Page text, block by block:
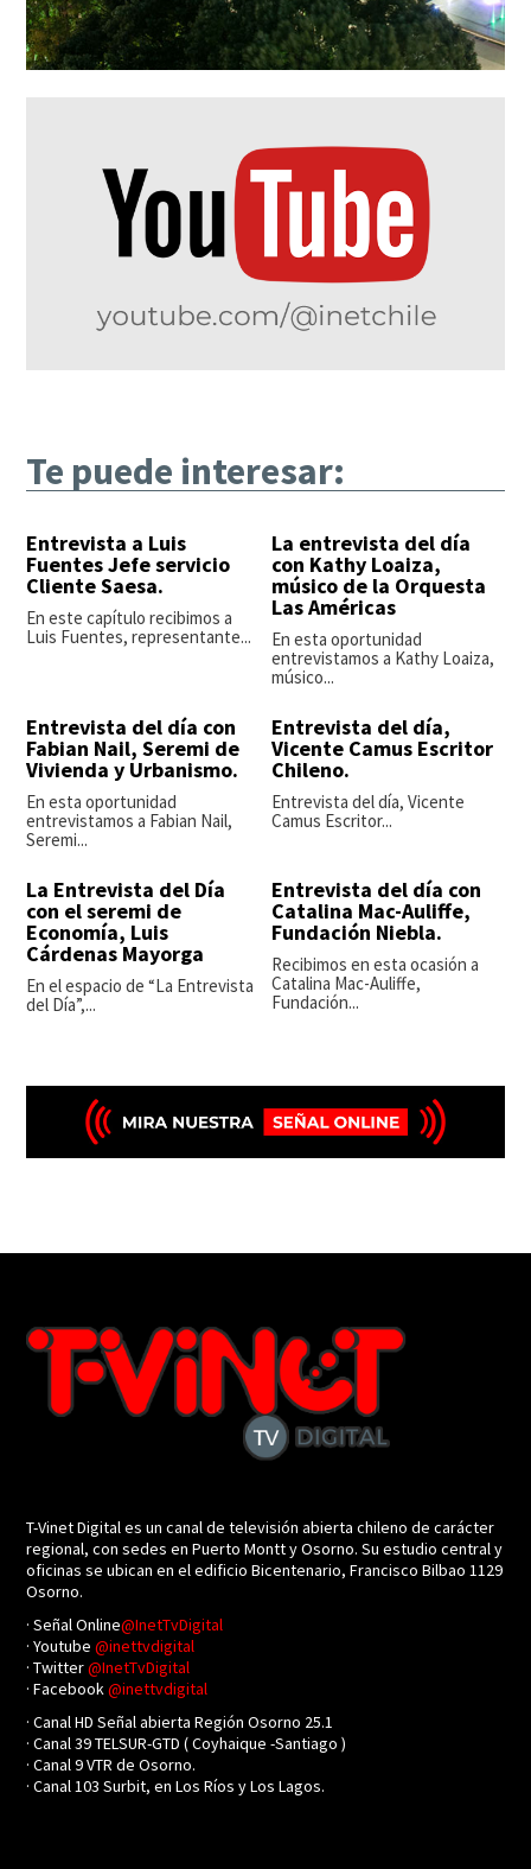
Te puede interesar:
Entrevista a Luis
Fuentes Jefe servicio
Cliente Saesa.
En este capítulo recibimos a
Luis Fuentes, representante...
La entrevista del día
con Kathy Loaiza,
músico de la Orquesta
Las Américas
En esta oportunidad
entrevistamos a Kathy Loaiza,
músico...
Entrevista del día con
Fabian Nail, Seremi de
Vivienda y Urbanismo.
En esta oportunidad
entrevistamos a Fabian Nail,
Seremi...
Entrevista del día,
Vicente Camus Escritor
Chileno.
Entrevista del día, Vicente
Camus Escritor...
La Entrevista del Día
con el seremi de
Economía, Luis
Cárdenas Mayorga
En el espacio de “La Entrevista
del Día”,...
Entrevista del día con
Catalina Mac-Auliffe,
Fundación Niebla.
Recibimos en esta ocasión a
Catalina Mac-Auliffe,
Fundación...
T-Vinet Digital es un canal de televisión abierta chileno de carácter
regional, con sedes en Puerto Montt y Osorno. Su estudio central y
oficinas se ubican en el edificio Bicentenario, Francisco Bilbao 1129
Osorno.
· Señal Online@InetTvDigital
· Youtube@inettvdigital
· Twitter@InetTvDigital
· Facebook@inettvdigital
· Canal HD Señal abierta Región Osorno 25.1
· Canal 39 TELSUR-GTD ( Coyhaique -Santiago )
· Canal 9 VTR de Osorno.
· Canal 103 Surbit, en Los Ríos y Los Lagos.